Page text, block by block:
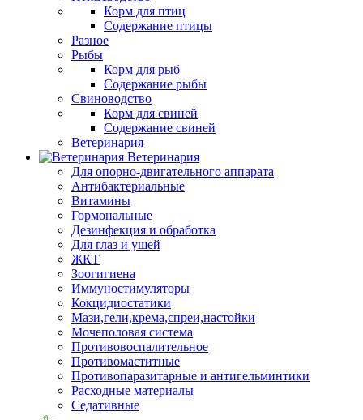
Корм для птиц
Содержание птицы
Разное
Рыбы
Корм для рыб
Содержание рыбы
Свиноводство
Корм для свиней
Содержание свиней
Ветеринария
Ветеринария
Для опорно-двигательного аппарата
Антибактериальные
Витамины
Гормональные
Дезинфекция и обработка
Для глаз и ушей
ЖКТ
Зоогигиена
Иммуностимуляторы
Кокцидиостатики
Мази,гели,крема,спреи,настойки
Мочеполовая система
Противовоспалительное
Противомаститные
Противопаразитарные и антигельминтики
Расходные материалы
Седативные